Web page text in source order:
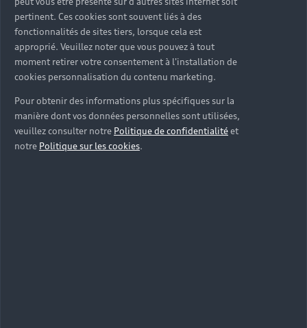
pertinent. Ces cookies sont souvent liés à des
fonctionnalités de sites tiers, lorsque cela est
approprié. Veuillez noter que vous pouvez à tout
moment retirer votre consentement à l'installation de
cookies personnalisation du contenu marketing.
Pour obtenir des informations plus spécifiques sur la
manière dont vos données personnelles sont utilisées,
veuillez consulter notre Politique de confidentialitéet
notre Politique sur les cookies.